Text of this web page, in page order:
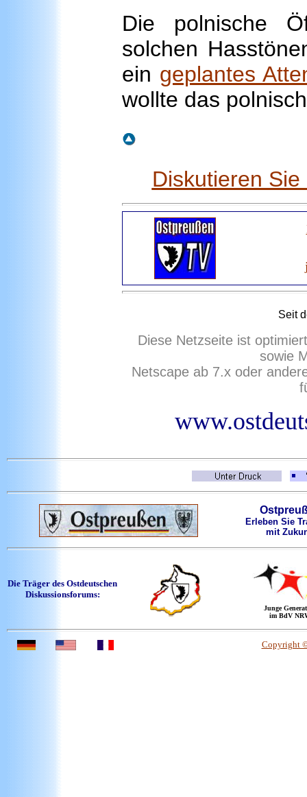
Die polnische
solchen
ein geplantes
wollte das
Diskutieren
Seit
Diese Netzseite ist
sowie
Netscape ab 7.x oder
Erleben Sie
mit
Die Träger des Ostdeutschen
Diskussionsforums:
Junge
im BdV
Copyright